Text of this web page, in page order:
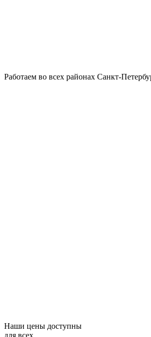
Работаем во всех районах Санкт-
Наши цены доступны
для всех